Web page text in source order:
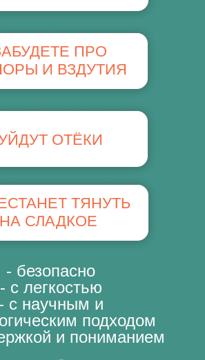
ПРО
И ВЗДУТИЯ
- безопасно
- с легкостью
- с научным и
подходом
и пониманием
ОТЁКИ
ТЯНУТЬ
НА СЛАДКОЕ